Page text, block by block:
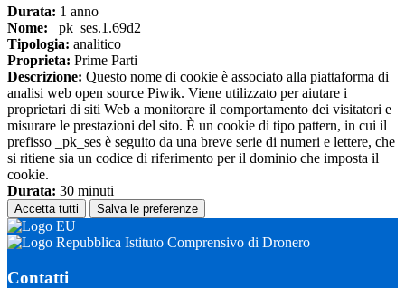
Durata: 1 anno
Nome: _pk_ses.1.69d2
Tipologia: analitico
Proprieta: Prime Parti
Descrizione: Questo nome di cookie è associato alla piattaforma di
analisi web open source Piwik. Viene utilizzato per aiutare i
proprietari di siti Web a monitorare il comportamento dei visitatori e
misurare le prestazioni del sito. È un cookie di tipo pattern, in cui il
prefisso _pk_ses è seguito da una breve serie di numeri e lettere, che
si ritiene sia un codice di riferimento per il dominio che imposta il
cookie.
Durata: 30 minuti
Accetta tutti Salva le preferenze
Istituto Comprensivo di Dronero
Contatti